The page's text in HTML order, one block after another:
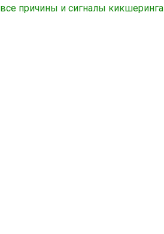
все причины и сигналы кикшеринга